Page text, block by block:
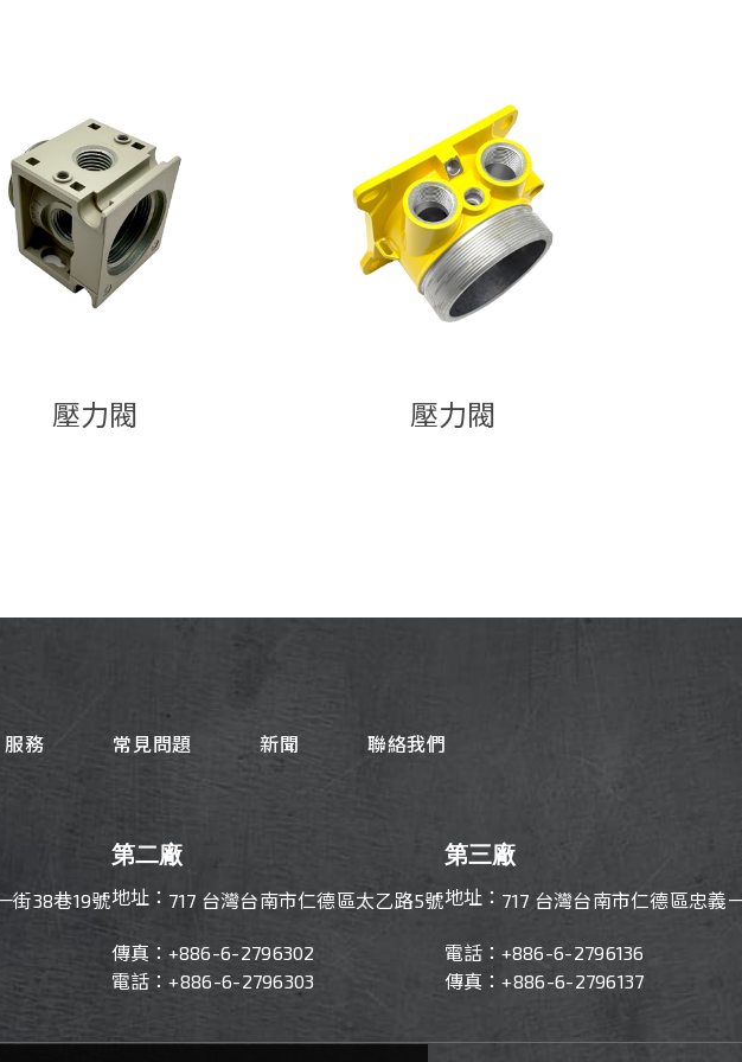
壓力閥 壓力閥
服務 常見問題 新聞 聯絡我們
街38巷19號
第二廠
地址： 717 台灣台南市仁德區太乙路5號
傳真： +886-6-2796302
電話：+886-6-2796303
第三廠
地址： 717 台灣台南市仁德區忠義
電話： +886-6-2796136
傳真：+886-6-2796137